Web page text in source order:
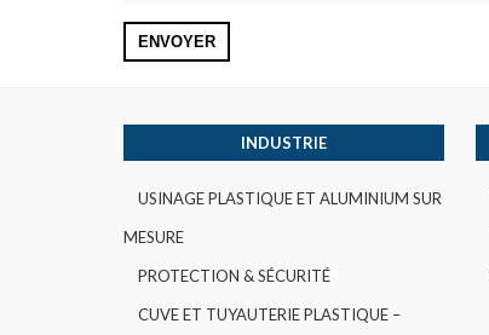
INDUSTRIE
USINAGE PLASTIQUE ET ALUMINIUM SUR
MESURE
PROTECTION & SÉCURITÉ
CUVE ET TUYAUTERIE PLASTIQUE –